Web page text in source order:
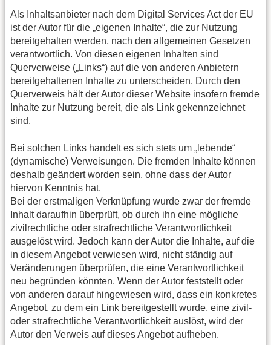
Als Inhaltsanbieter nach dem Digital Services Act der EU
ist der Autor für die „eigenen Inhalte“, die zur Nutzung
bereitgehalten werden, nach den allgemeinen Gesetzen
verantwortlich. Von diesen eigenen Inhalten sind
Querverweise („Links“) auf die von anderen Anbietern
bereitgehaltenen Inhalte zu unterscheiden. Durch den
Querverweis hält der Autor dieser Website insofern fremde
Inhalte zur Nutzung bereit, die als Link gekennzeichnet
sind.
Bei solchen Links handelt es sich stets um „lebende“
(dynamische) Verweisungen. Die fremden Inhalte können
deshalb geändert worden sein, ohne dass der Autor
hiervon Kenntnis hat.
Bei der erstmaligen Verknüpfung wurde zwar der fremde
Inhalt daraufhin überprüft, ob durch ihn eine mögliche
zivilrechtliche oder strafrechtliche Verantwortlichkeit
ausgelöst wird. Jedoch kann der Autor die Inhalte, auf die
in diesem Angebot verwiesen wird, nicht ständig auf
Veränderungen überprüfen, die eine Verantwortlichkeit
neu begründen könnten. Wenn der Autor feststellt oder
von anderen darauf hingewiesen wird, dass ein konkretes
Angebot, zu dem ein Link bereitgestellt wurde, eine zivil-
oder strafrechtliche Verantwortlichkeit auslöst, wird der
Autor den Verweis auf dieses Angebot aufheben.